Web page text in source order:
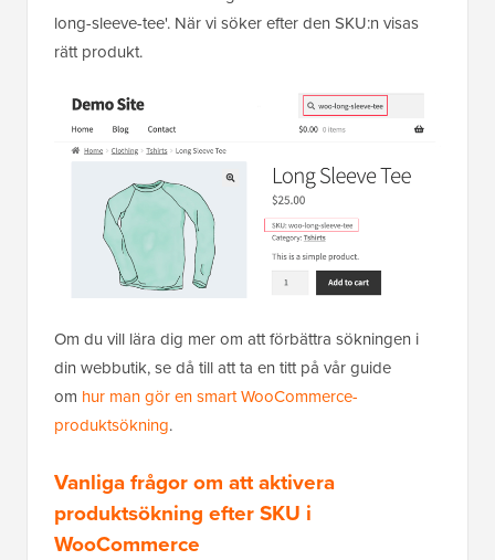
long-sleeve-tee'. När vi söker efter den SKU:n visas
rätt produkt.
Om du vill lära dig mer om att förbättra sökningen i
din webbutik, se då till att ta en titt på vår guide
om hur man gör en smart WooCommerce-
produktsökning.
Vanliga frågor om att aktivera
produktsökning efter SKU i
WooCommerce